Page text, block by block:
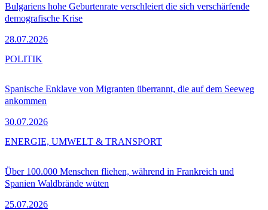
Bulgariens hohe Geburtenrate verschleiert die sich verschärfende
demografische Krise
28.07.2026
Spanische Enklave von Migranten überrannt, die auf dem Seeweg
ankommen
30.07.2026
POLITIK
Über 100.000 Menschen fliehen, während in Frankreich und
Spanien Waldbrände wüten
25.07.2026
ENERGIE, UMWELT & TRANSPORT